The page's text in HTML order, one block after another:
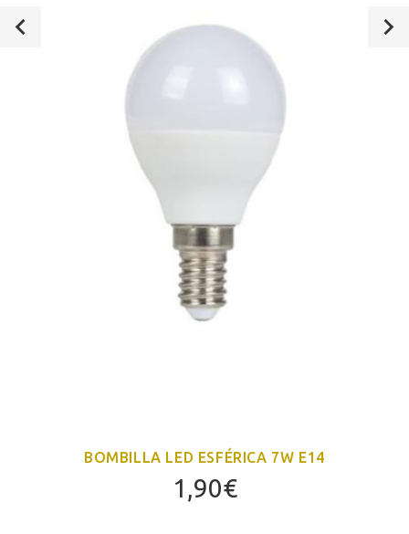
BOMBILLA LED ESFÉRICA 7W E14
1,90€